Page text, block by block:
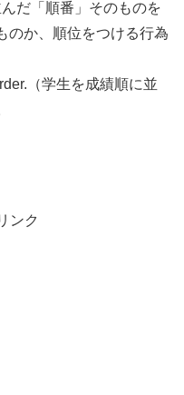
だ「順番」そのものを
のか、順位をつける行為
（学生を成績順に並
ンク